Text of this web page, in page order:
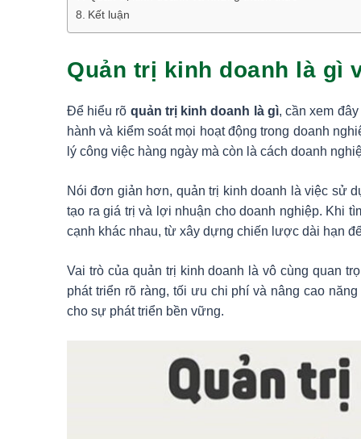
Kết luận
Quản trị kinh doanh là gì
Để hiểu rõ quản trị kinh doanh là gì, cần xem
hành và kiểm soát mọi hoạt động trong doanh
lý công việc hàng ngày mà còn là cách doanh
Nói đơn giản hơn, quản trị kinh doanh là việc sử
tạo ra giá trị và lợi nhuận cho doanh nghiệp. Khi
cạnh khác nhau, từ xây dựng chiến lược dài hạn
Vai trò của quản trị kinh doanh là vô cùng quan
phát triển rõ ràng, tối ưu chi phí và nâng cao
cho sự phát triển bền vững.